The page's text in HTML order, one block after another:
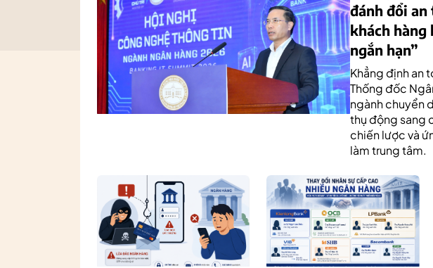
đánh đổi
khách
ngắn hạn”
Khẳng định an
Thống đốc
ngành chuyển
thụ động sang
chiến lược và
làm trung tâm.